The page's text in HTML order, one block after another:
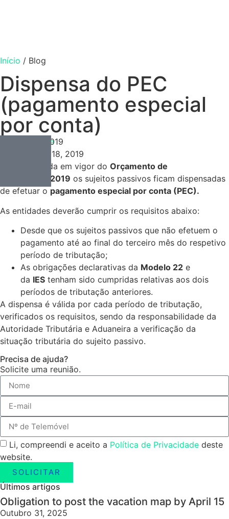
Início / Blog
Dispensa do PEC
(pagamento especial
por conta)
Contabilidade
Janeiro 18, 2019
Janeiro 18, 2019
Com a entrada em vigor do Orçamento de
2019 os sujeitos passivos ficam dispensadas
de efetuar o pagamento especial por conta (PEC).
As entidades deverão cumprir os requisitos abaixo:
Desde que os sujeitos passivos que não efetuem o
pagamento até ao final do terceiro mês do respetivo
período de tributação;
As obrigações declarativas da Modelo 22 e
da IES tenham sido cumpridas relativas aos dois
períodos de tributação anteriores.
A dispensa é válida por cada período de tributação,
verificados os requisitos, sendo da responsabilidade da
Autoridade Tributária e Aduaneira a verificação da
situação tributária do sujeito passivo.
Precisa de ajuda?
Solicite uma reunião.
Li, compreendi e aceito a Política de Privacidade deste
website.
SOLICITAR
Últimos artigos
Obligation to post the vacation map by April 15
Outubro 31, 2025